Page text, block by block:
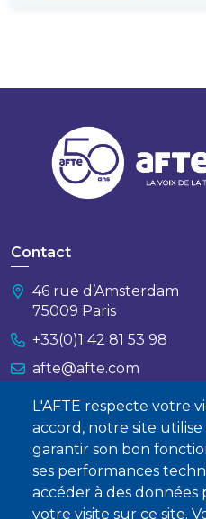
L'AFTE respecte votre
accord, notre site
garantir son bon
ses performances
accéder à des
votre visite sur ce site.
Contact
46 rue d’Amsterdam
75009 Paris
+33(0)1 42 81 53 98
afte@afte.com
Nous contacter
À propos
Qui sommes-nous ?